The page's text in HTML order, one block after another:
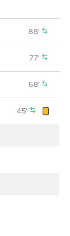
88'
77'
68'
45'